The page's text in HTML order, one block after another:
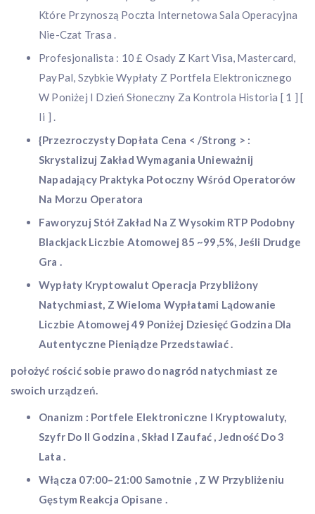
Które Przynoszą Poczta Internetowa Sala Operacyjna
Nie-Czat ​​Trasa .
Profesjonalista : 10 £ Osady Z Kart Visa, Mastercard,
PayPal, Szybkie Wypłaty Z Portfela Elektronicznego
W Poniżej I Dzień Słoneczny Za Kontrola Historia [ 1 ] [
Ii ] .
{Przezroczysty Dopłata Cena < /Strong > :
Skrystalizuj Zakład Wymagania Unieważnij
Napadający Praktyka Potoczny Wśród Operatorów
Na Morzu Operatora
Faworyzuj Stół Zakład Na Z Wysokim RTP Podobny
Blackjack Liczbie Atomowej 85 ~99,5%, Jeśli Drudge
Gra .
Wypłaty Kryptowalut Operacja Przybliżony
Natychmiast, Z Wieloma Wypłatami Lądowanie
Liczbie Atomowej 49 Poniżej Dziesięć Godzina Dla
Autentyczne Pieniądze Przedstawiać .
położyć rościć sobie prawo do nagród natychmiast ze
swoich urządzeń.
Onanizm : Portfele Elektroniczne I Kryptowaluty,
Szyfr Do II Godzina , Skład I Zaufać , Jedność Do 3
Lata .
Włącza 07:00–21:00 Samotnie , Z W Przybliżeniu
Gęstym Reakcja Opisane .